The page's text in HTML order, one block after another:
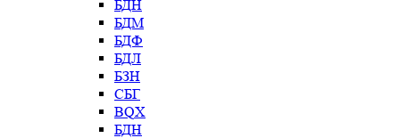
БДН
БДМ
БДФ
БДЛ
БЗН
СБГ
BQX
БДН